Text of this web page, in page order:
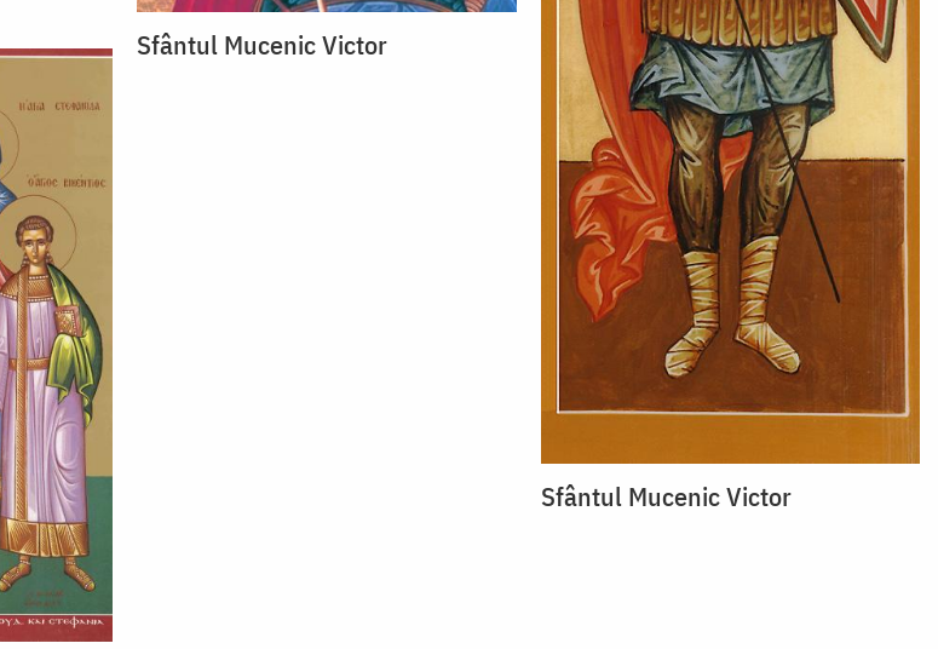
Sfântul Mucenic Victor
Sfântul Mucenic Victor